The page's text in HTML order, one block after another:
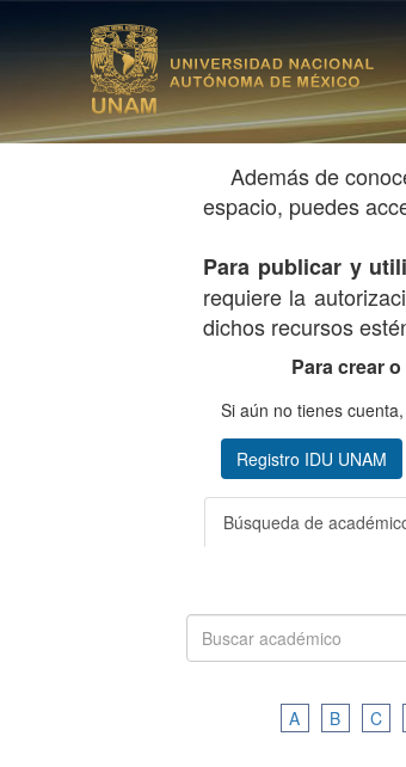
Además de
espacio, puedes
Para publicar y
requiere la
dichos recursos
Para crear
Si aún no tienes
Registro IDU UNAM
Búsqueda de
A B C